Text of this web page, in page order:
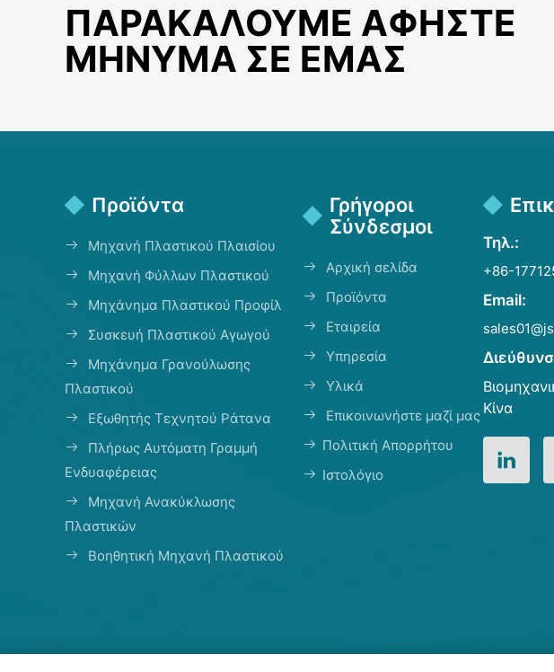
ΠΑΡΑΚΑΛΟΎΜΕ ΑΦΉΣΤΕ
ΜΉΝΥΜΑ ΣΕ ΕΜΆΣ
Προϊόντα
Μηχανή Πλαστικού Πλαισίου
Μηχανή Φύλλων Πλαστικού
Μηχάνημα Πλαστικού Προφίλ
Συσκευή Πλαστικού Αγωγού
Μηχάνημα Γρανούλωσης
Πλαστικού
Εξωθητής Τεχνητού Ράτανα
Πλήρως Αυτόματη Γραμμή
Ενδυαφέρειας
Μηχανή Ανακύκλωσης
Πλαστικών
Βοηθητική Μηχανή Πλαστικού
Γρήγοροι
Σύνδεσμοι
Αρχική σελίδα
Προϊόντα
Εταιρεία
Υπηρεσία
Υλικά
Επικοινωνήστε μαζί μας
Πολιτική Απορρήτου
Ιστολόγιο
Τηλ.:
+86-
Email:
Κίνα